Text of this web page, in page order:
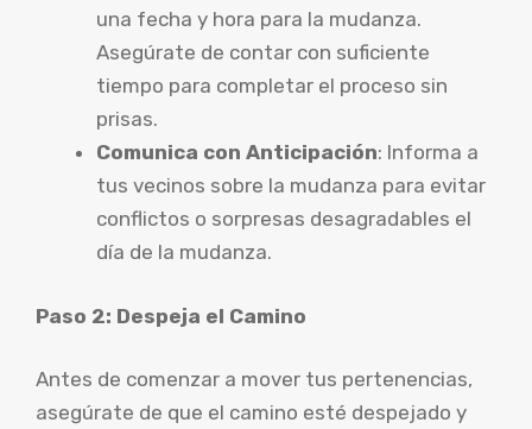
una fecha y hora para la mudanza.
Asegúrate de contar con suficiente
tiempo para completar el proceso sin
prisas.
Comunica con Anticipación: Informa a
tus vecinos sobre la mudanza para evitar
conflictos o sorpresas desagradables el
día de la mudanza.
Paso 2: Despeja el Camino
Antes de comenzar a mover tus pertenencias,
asegúrate de que el camino esté despejado y